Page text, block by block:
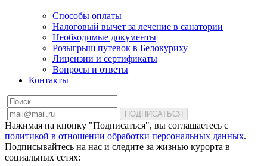
Способы оплаты
Налоговый вычет за лечение в санатории
Необходимые документы
Розыгрыш путевок в Белокуриху
Лицензии и сертификаты
Вопросы и ответы
Контакты
ПОДПИСАТЬСЯ
Нажимая на кнопку "Подписаться", вы соглашаетесь с
политикой в отношении обработки персональных данных.
Подписывайтесь на нас и следите за жизнью курорта в
социальных сетях: